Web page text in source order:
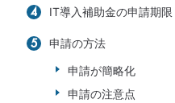
IT導入補助金の申請期限
申請の方法
申請が簡略化
申請の注意点